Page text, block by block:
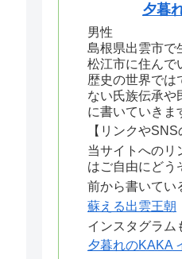
夕暮
男性
島根県出雲市で
松江市に住んで
歴史の世界では
ない氏族伝承や
に書いていきま
【リンクや
当サイトへのリ
はご自由にどう
前から書いてい
蘇える出雲王朝
インスタグラム
夕暮れのKAKA